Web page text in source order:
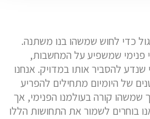
כדי לחוש שמשהו בנו משתנה.
פנימי שמשפיע על המחשבות,
שנדע להסביר אותו במדויק. אנחנו
של היומיום מתחילים להפריע
שמשהו קורה בעולמנו הפנימי, אך
בוחרים לשמור את התחושות הללו